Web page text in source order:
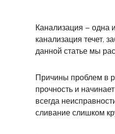
Канализация – одна
канализация течет,
данной статье мы
Причины проблем в
прочность и
всегда
сливание слишком